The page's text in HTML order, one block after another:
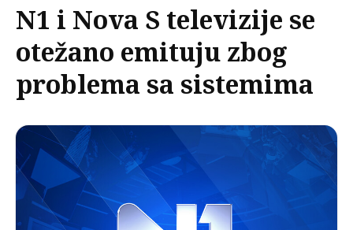
N1 i Nova S televizije se
otežano emituju zbog
problema sa sistemima